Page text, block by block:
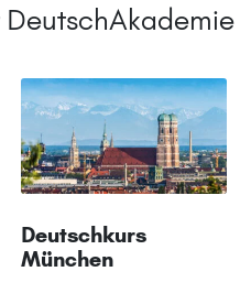
Deutschkurs
München